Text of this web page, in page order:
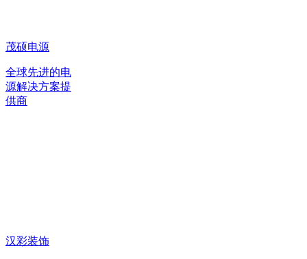
茂硕电源
全球先进的电
源解决方案提
供商
汉彩装饰